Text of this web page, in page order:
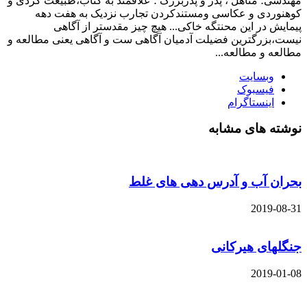
و عکاسی ومستندکردن تجارب نزدیک به هفت دهه
در این محنتگه خاکی... هیچ چیز مقدستر از آگاهی
فضیلت آدمیان آگاهی ست و آگاهی یعنی مطالعه و
و مطالعه...
وبسایت
فیسبوک
اینستاگرام
های مشابه
آب و آدرس دهی های غلط
2019-08-
هیرکانی
2019-01-